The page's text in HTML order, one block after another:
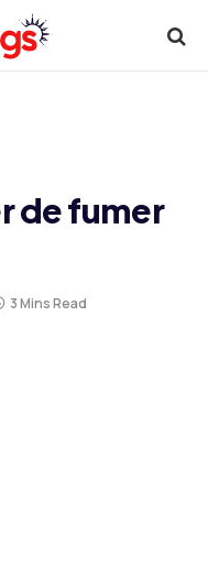
de fumer
3 Mins Read